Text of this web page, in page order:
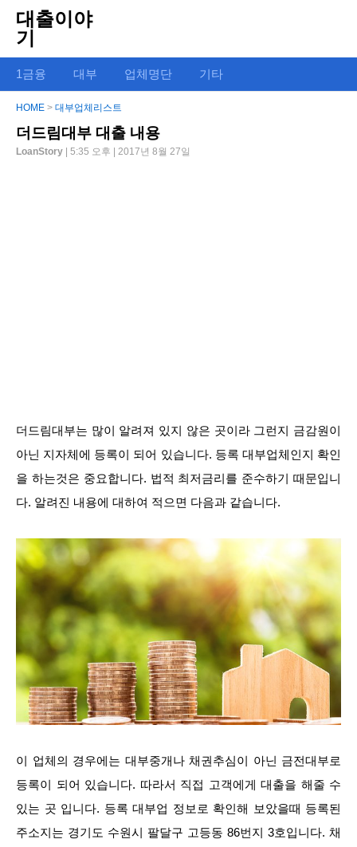
대출이야
기
1금융 대부 업체명단 기타
HOME > 대부업체리스트
더드림대부 대출 내용
LoanStory | 5:35 오후 | 2017년 8월 27일
더드림대부는 많이 알려져 있지 않은 곳이라 그런지 금감원이
아닌 지자체에 등록이 되어 있습니다. 등록 대부업체인지 확인
을 하는것은 중요합니다. 법적 최저금리를 준수하기 때문입니
다. 알려진 내용에 대하여 적으면 다음과 같습니다.
이 업체의 경우에는 대부중개나 채권추심이 아닌 금전대부로
등록이 되어 있습니다. 따라서 직접 고객에게 대출을 해줄 수
있는 곳 입니다. 등록 대부업 정보로 확인해 보았을때 등록된
주소지는 경기도 수원시 팔달구 고등동 86번지 3호입니다. 채